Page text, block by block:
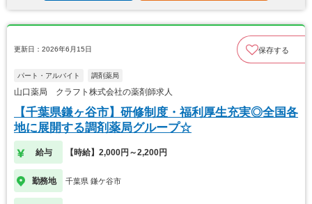
更新日：2026年6月15日 保存する
パート・アルバイト 調剤薬局
山口薬局 クラフト株式会社の薬剤師求人
【千葉県鎌ヶ谷市】研修制度・福利厚生充実◎全国各
地に展開する調剤薬局グループ☆
給与 【時給】2,000円～2,200円
勤務地 千葉県 鎌ケ谷市